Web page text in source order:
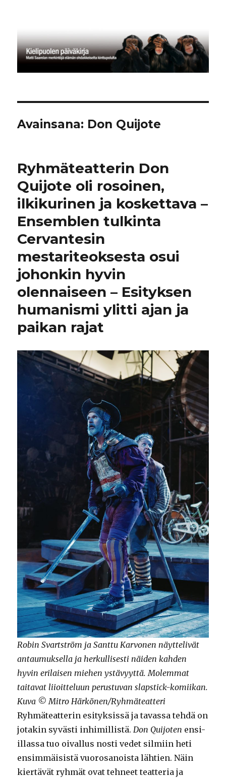
Avainsana: Don Quijote
Ryhmäteatterin Don
Quijote oli rosoinen,
ilkikurinen ja koskettava –
Ensemblen tulkinta
Cervantesin
mestariteoksesta osui
johonkin hyvin
olennaiseen – Esityksen
humanismi ylitti ajan ja
paikan rajat
Robin Svartström ja Santtu Karvonen näyttelivät
antaumuksella ja herkullisesti näiden kahden
hyvin erilaisen miehen ystävyyttä. Molemmat
taitavat liioitteluun perustuvan slapstick-komiikan.
Kuva © Mitro Härkönen/Ryhmäteatteri
Ryhmäteatterin esityksissä ja tavassa tehdä on
jotakin syvästi inhimillistä. Don Quijoten ensi-
illassa tuo oivallus nosti vedet silmiin heti
ensimmäisistä vuorosanoista lähtien. Näin
kiertävät ryhmät ovat tehneet teatteria ja